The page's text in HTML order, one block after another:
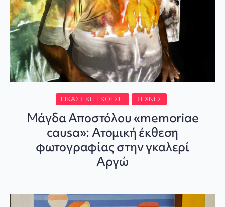
ΕΙΚΑΣΤΙΚΉ ΈΚΘΕΣΗ ΤΈΧΝΕΣ
Μάγδα Αποστόλου «memoriae
causa»: Ατομική έκθεση
φωτογραφίας στην γκαλερί
Αργώ